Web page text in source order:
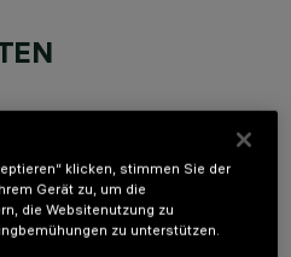
mit 15 optischen
- feste Optiken. Trotz der sehr
sorgt die patentierte
klicken, stimmen Sie der
Gerät zu, um die
die Websitenutzung zu
zu unterstützen.